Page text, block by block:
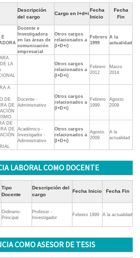
Descripción
del cargo
Cargo en I+d+i
Fecha
Inicio
Fecha
Fin
E
Docente e
Investigadora
en las áreas de
comunicación
empresarial
Otros cargos
relacionados a
(I+D+i)
Febrero
1999
A la
actualidad
LA
Otros cargos
relacionados a
(I+D+i)
Febrero
2012
Marzo
2014
A
DE
DE
Docente -
Administrativo
Otros cargos
relacionados a
(I+D+i)
Febrero
1999
Agosto
2009
DE
DE Académico -
Investigador -
Administrativo
Otros cargos
relacionados a
(I+D+i)
Agosto
2009
A la
actualidad
LABORAL COMO DOCENTE
Tipo
Docente
Descripción del
cargo
Fecha Inicio Fecha Fin
Ordinario-
Principal
Profesor -
Investigador
Febrero 1999 A la actualidad
COMO ASESOR DE TESIS